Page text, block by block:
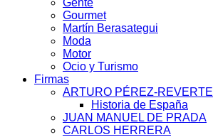
Gente
Gourmet
Martín Berasategui
Moda
Motor
Ocio y Turismo
Firmas
ARTURO PÉREZ-REVERTE
Historia de España
JUAN MANUEL DE PRADA
CARLOS HERRERA